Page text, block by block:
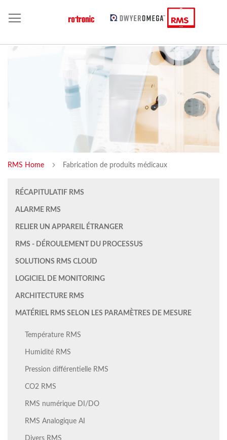
RMS Home Fabrication de produits médicaux
RÉCAPITULATIF RMS
ALARME RMS
RELIER UN APPAREIL ÉTRANGER
RMS - DÉROULEMENT DU PROCESSUS
SOLUTIONS RMS CLOUD
LOGICIEL DE MONITORING
ARCHITECTURE RMS
MATÉRIEL RMS SELON LES PARAMÈTRES DE MESURE
Température RMS
Humidité RMS
Pression différentielle RMS
CO2 RMS
RMS numérique DI/DO
RMS Analogique AI